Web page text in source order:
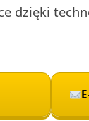
dzięki